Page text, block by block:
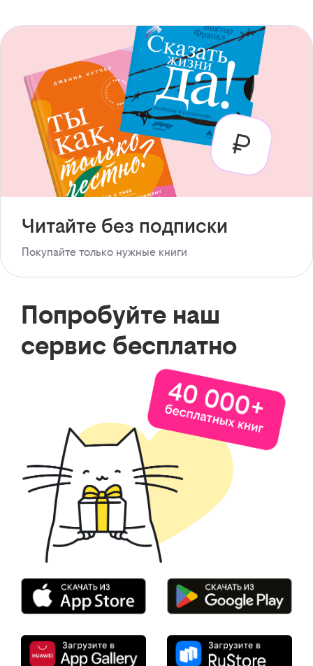
Читайте без подписки
Покупайте только нужные книги
Попробуйте наш
сервис бесплатно